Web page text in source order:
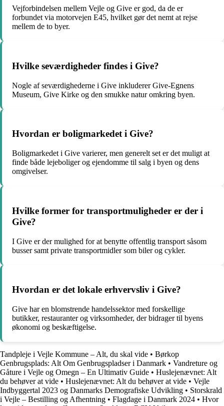
Vejforbindelsen mellem Vejle og Give er god, da de er
forbundet via motorvejen E45, hvilket gør det nemt at rejse
mellem de to byer.
Hvilke seværdigheder findes i Give?
Nogle af seværdighederne i Give inkluderer Give-Egnens
Museum, Give Kirke og den smukke natur omkring byen.
Hvordan er boligmarkedet i Give?
Boligmarkedet i Give varierer, men generelt set er det muligt at
finde både lejeboliger og ejendomme til salg i byen og dens
omgivelser.
Hvilke former for transportmuligheder er der i
Give?
I Give er der mulighed for at benytte offentlig transport såsom
busser samt private transportmidler som biler og cykler.
Hvordan er det lokale erhvervsliv i Give?
Give har en blomstrende handelssektor med forskellige
butikker, restauranter og virksomheder, der bidrager til byens
økonomi og beskæftigelse.
Tandpleje i Vejle Kommune – Alt, du skal vide • Børkop
Genbrugsplads: Alt Om Genbrugspladser i Danmark • Vandreture og
Gåture i Vejle og Omegn – En Ultimativ Guide • Huslejenævnet: Alt
du behøver at vide • Huslejenævnet: Alt du behøver at vide • Vejle
Indbyggertal 2023 og Danmarks Demografiske Udvikling • Storskrald
i Vejle – Bestilling og Afhentning • Flagdage i Danmark 2024 • Hvor